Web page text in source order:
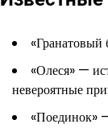
«Гранатовый
«Олеся» —
невероятные
«Поединок»